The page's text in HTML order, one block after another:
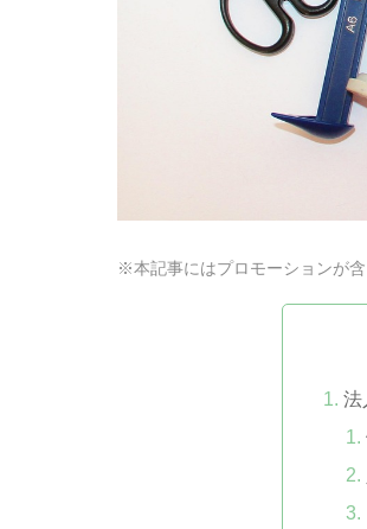
※本記事にはプロモーションが含
法